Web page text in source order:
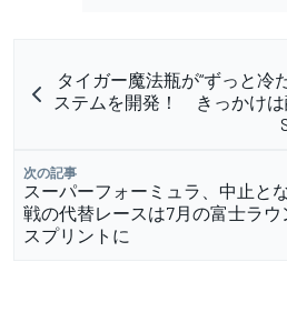
タイガー魔法瓶が“ずっと冷
ステムを開発！ きっかけは
次の記事
スーパーフォーミュラ、中止と
戦の代替レースは7月の富士ラ
スプリントに